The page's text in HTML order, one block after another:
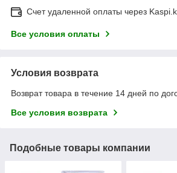
Счет удаленной оплаты через
Все условия оплаты
Условия возврата
Возврат товара в течение 14 дней по
Все условия возврата
Подобные товары компании